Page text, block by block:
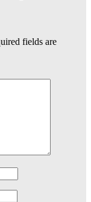
fields are